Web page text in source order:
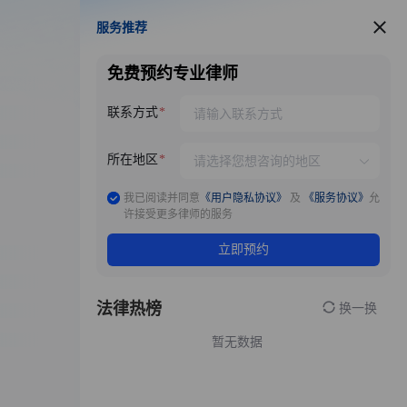
服务推荐
服务推荐
免费预约专业律师
联系方式
所在地区
我已阅读并同意 《用户隐私协议》 及 《服务协议》 允
许接受更多律师的服务
立即预约
法律热榜 换一换
暂无数据